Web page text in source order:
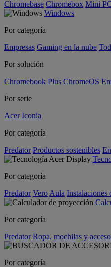
Chromebase Chromebox Mini
Windows
Por categoría
Empresas Gaming en la nube
Por solución
Chromebook Plus ChromeOS
Por serie
Acer Iconia
Por categoría
Predator Productos sostenibles
Por categoría
Predator Vero Aula Instalaciones
Por categoría
Predator Ropa, mochilas y
Por categoría